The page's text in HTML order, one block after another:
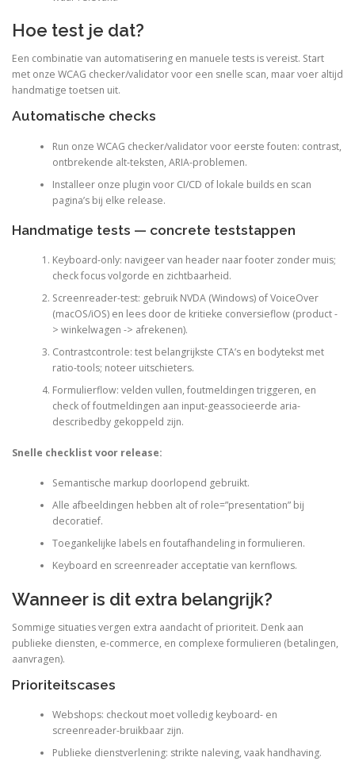
Hoe test je dat?
Een combinatie van automatisering en manuele tests is vereist. Start
met onze WCAG checker/validator voor een snelle scan, maar voer altijd
handmatige toetsen uit.
Automatische checks
Run onze WCAG checker/validator voor eerste fouten: contrast,
ontbrekende alt-teksten, ARIA-problemen.
Installeer onze plugin voor CI/CD of lokale builds en scan
pagina’s bij elke release.
Handmatige tests — concrete teststappen
Keyboard-only: navigeer van header naar footer zonder muis;
check focus volgorde en zichtbaarheid.
Screenreader-test: gebruik NVDA (Windows) of VoiceOver
(macOS/iOS) en lees door de kritieke conversieflow (product -
> winkelwagen -> afrekenen).
Contrastcontrole: test belangrijkste CTA’s en bodytekst met
ratio-tools; noteer uitschieters.
Formulierflow: velden vullen, foutmeldingen triggeren, en
check of foutmeldingen aan input-geassocieerde aria-
describedby gekoppeld zijn.
Snelle checklist voor release:
Semantische markup doorlopend gebruikt.
Alle afbeeldingen hebben alt of role=”presentation” bij
decoratief.
Toegankelijke labels en foutafhandeling in formulieren.
Keyboard en screenreader acceptatie van kernflows.
Wanneer is dit extra belangrijk?
Sommige situaties vergen extra aandacht of prioriteit. Denk aan
publieke diensten, e-commerce, en complexe formulieren (betalingen,
aanvragen).
Prioriteitscases
Webshops: checkout moet volledig keyboard- en
screenreader-bruikbaar zijn.
Publieke dienstverlening: strikte naleving, vaak handhaving.